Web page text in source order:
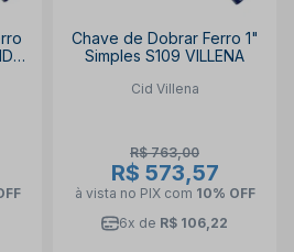
Chave de Dobrar Ferro 1"
Simples S109 VILLENA
Cid Villena
R$ 763,00
R$ 573,57
à vista no PIX com 10% OFF
6x de R$ 106,22